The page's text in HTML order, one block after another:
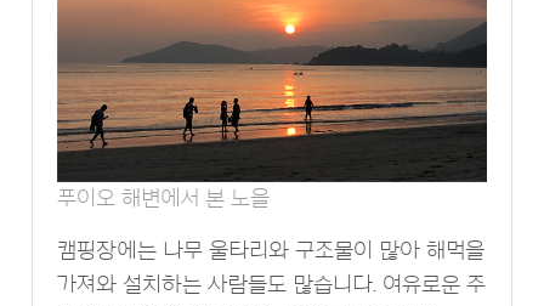
푸이오 해변에서 본 노을
캠핑장에는 나무 울타리와 구조물이 많아 해먹을
가져와 설치하는 사람들도 많습니다. 여유로운 주